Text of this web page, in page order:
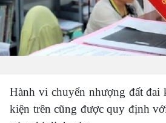
Hành vi chuyển nhượng đất
kiện trên cũng được quy định